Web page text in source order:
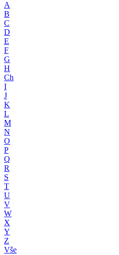
A
B
C
D
E
F
G
H
Ch
I
J
K
L
M
N
O
P
Q
R
S
T
U
V
W
X
Y
Z
Vše